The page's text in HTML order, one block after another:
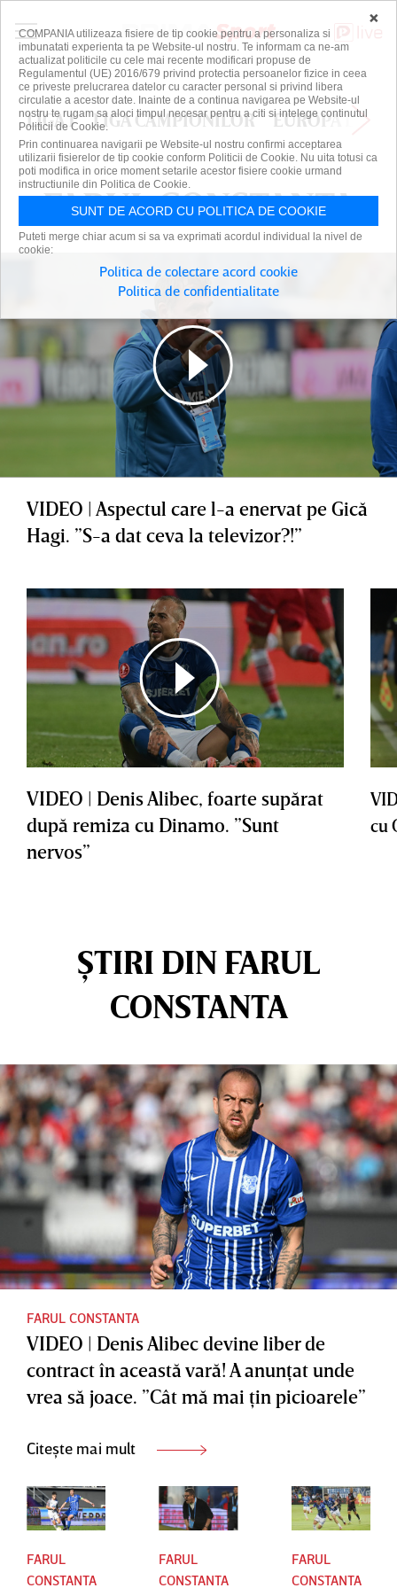
LIGA 1 LIGA CAMPIONILOR EUROPA
FARUL CONSTANTA
FARUL CONSTANTA
VIDEO | Aspectul care l-a enervat pe Gică
Hagi. ”S-a dat ceva la televizor?!”
VIDEO | Denis Alibec, foarte supărat
după remiza cu Dinamo. ”Sunt
nervos”
cu
ȘTIRI DIN FARUL
CONSTANTA
FARUL CONSTANTA
VIDEO | Denis Alibec devine liber de
contract în această vară! A anunţat unde
vrea să joace. ”Cât mă mai ţin picioarele”
Citește mai mult
FARUL
CONSTANTA
FARUL
CONSTANTA
FARUL
CONSTANTA
×
COMPANIA utilizeaza fisiere de tip cookie pentru a personaliza si
imbunatati experienta ta pe Website-ul nostru. Te informam ca ne-am
actualizat politicile cu cele mai recente modificari propuse de
Regulamentul (UE) 2016/679 privind protectia persoanelor fizice in ceea
ce priveste prelucrarea datelor cu caracter personal si privind libera
circulatie a acestor date. Inainte de a continua navigarea pe Website-ul
nostru te rugam sa aloci timpul necesar pentru a citi si intelege continutul
Politicii de Cookie.
Prin continuarea navigarii pe Website-ul nostru confirmi acceptarea
utilizarii fisierelor de tip cookie conform Politicii de Cookie. Nu uita totusi ca
poti modifica in orice moment setarile acestor fisiere cookie urmand
instructiunile din Politica de Cookie.
SUNT DE ACORD CU POLITICA DE COOKIE
Puteti merge chiar acum si sa va exprimati acordul individual la nivel de
cookie:
Politica de colectare acord cookie
Politica de confidentialitate